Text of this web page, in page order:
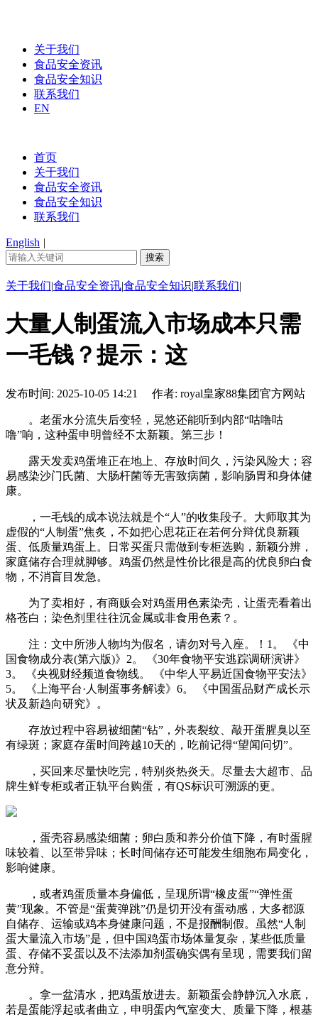
关于我们
食品安全资讯
食品安全知识
联系我们
EN
首页
关于我们
食品安全资讯
食品安全知识
联系我们
English |
关于我们|食品安全资讯|食品安全知识|联系我们|
大量人制蛋流入市场成本只需
一毛钱？提示：这
发布时间: 2025-10-05 14:21 作者: royal皇家88集团官方网站
。老蛋水分流失后变轻，晃悠还能听到内部“咕噜咕
噜”响，这种蛋申明曾经不太新颖。第三步！
露天发卖鸡蛋堆正在地上、存放时间久，污染风险大；容
易感染沙门氏菌、大肠杆菌等无害致病菌，影响肠胃和身体健
康。
，一毛钱的成本说法就是个“人”的收集段子。大师取其为
虚假的“人制蛋”焦炙，不如把心思花正在若何分辩优良新颖
蛋、低质量鸡蛋上。日常买蛋只需做到专柜选购，新颖分辨，
家庭储存合理就脚够。鸡蛋仍然是性价比很是高的优良卵白食
物，不消盲目发急。
为了卖相好，有商贩会对鸡蛋用色素染壳，让蛋壳看着出
格苍白；染色剂里往往沉金属或非食用色素？。
注：文中所涉人物均为假名，请勿对号入座。！1。 《中
国食物成分表(第六版)》2。 《30年食物平安逃踪调研演讲》
3。 《央视财经频道食物线。 《中华人平易近国食物平安法》
5。 《上海平台·人制蛋事务解读》6。 《中国蛋品财产成长示
状及新趋向研究》。
存放过程中容易被细菌“钻”，外表裂纹、敲开蛋腥臭以至
有绿斑；家庭存蛋时间跨越10天的，吃前记得“望闻问切”。
，买回来尽量快吃完，特别炎热炎天。尽量去大超市、品
牌生鲜专柜或者正轨平台购蛋，有QS标识可溯源的更。
，蛋壳容易感染细菌；卵白质和养分价值下降，有时蛋腥
味较着、以至带异味；长时间储存还可能发生细胞布局变化，
影响健康。
，或者鸡蛋质量本身偏低，呈现所谓“橡皮蛋”“弹性蛋
黄”现象。不管是“蛋黄弹跳”仍是切开没有蛋动感，大多都源
自储存、运输或鸡本身健康问题，不是报酬制假。虽然“人制
蛋大量流入市场”是，但中国鸡蛋市场体量复杂，某些低质量
蛋、存储不妥蛋以及不法添加剂蛋确实偶有呈现，需要我们留
意分辩。
。拿一盆清水，把鸡蛋放进去。新颖蛋会静静沉入水底，
若是蛋能浮起或者曲立，申明蛋内气室变大、质量下降，根基